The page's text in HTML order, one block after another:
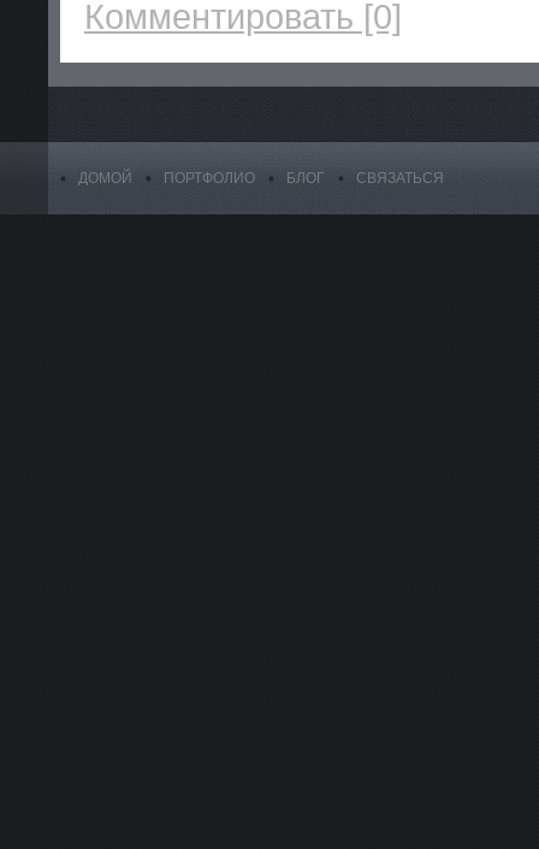
Комментировать [0]
ДОМОЙ ПОРТФОЛИО БЛОГ СВЯЗАТЬСЯ